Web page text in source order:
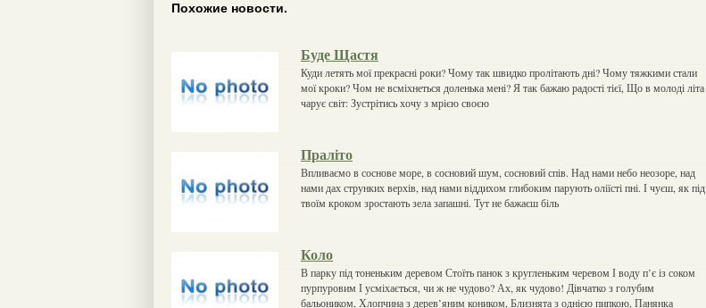
Похожие новости.
Буде Щастя
Куди летять мої прекрасні роки? Чому так швидко пролітають дні? Чому тяжкими стали
мої кроки? Чом не всміхнеться доленька мені? Я так бажаю радості тієї, Що в молоді літа
чарує світ: Зустрітись хочу з мрією своєю
Праліто
Впливаємо в соснове море, в сосновий шум, сосновий спів. Над нами небо неозоре, над
нами дах струнких верхів, над нами віддихом глибоким парують оліїсті пні. І чуєш, як під
твоїм кроком зростають зела запашні. Тут не бажаєш біль
Коло
В парку під тоненьким деревом Стоїть панок з кругленьким черевом І воду п’є із соком
пурпуровим І усміхається, чи ж не чудово? Ах, як чудово! Дівчатко з голубим
бальоником, Хлопчина з дерев’яним коником, Близнята з однією пипкою, Панянка